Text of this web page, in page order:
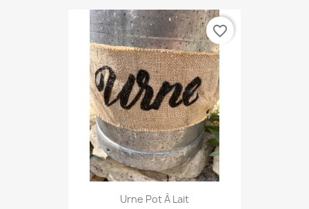
Urne Pot À Lait
favorite_border